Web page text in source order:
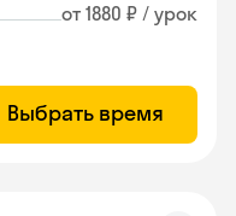
от 1880 ₽ / урок
Выбрать время